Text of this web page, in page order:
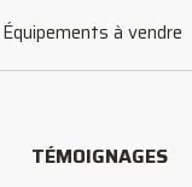
Équipements à vendre
TÉMOIGNAGES